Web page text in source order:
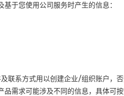
于您使用公司服务时产生的信息：
联系方式用以创建企业/组织账户，
需求可能涉及不同的信息，具体可